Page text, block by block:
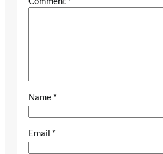
Name *
Email *